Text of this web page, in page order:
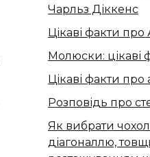
Чарльз Діккенс
Цікаві факти про
Молюски: цікаві
Цікаві факти про
Розповідь про
Як вибрати
діагоналлю,